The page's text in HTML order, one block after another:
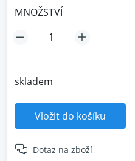
MNOŽSTVÍ
skladem
Vložit do košíku
Dotaz na zboží